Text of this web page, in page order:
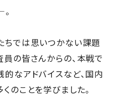
ちでは思いつかない課題
の皆さんからの、本戦で
なアドバイスなど、国内
のことを学びました。